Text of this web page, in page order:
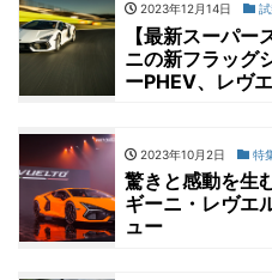
2023年12月14日
【最新スーパ
ニの新フラッグ
ーPHEV、レヴ
2023年10月2日 特
驚きと感動を生
ギーニ・レヴエ
ュー